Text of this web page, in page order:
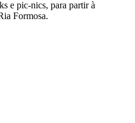
e pic-nics, para partir à
Formosa.